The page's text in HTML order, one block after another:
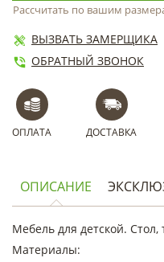
Рассчитать по вашим
ВЫЗВАТЬ ЗАМЕРЩИКА
ОБРАТНЫЙ ЗВОНОК
ОПЛАТА ДОСТАВКА
ОПИСАНИЕ
Мебель для детской. Стол,
Материалы: